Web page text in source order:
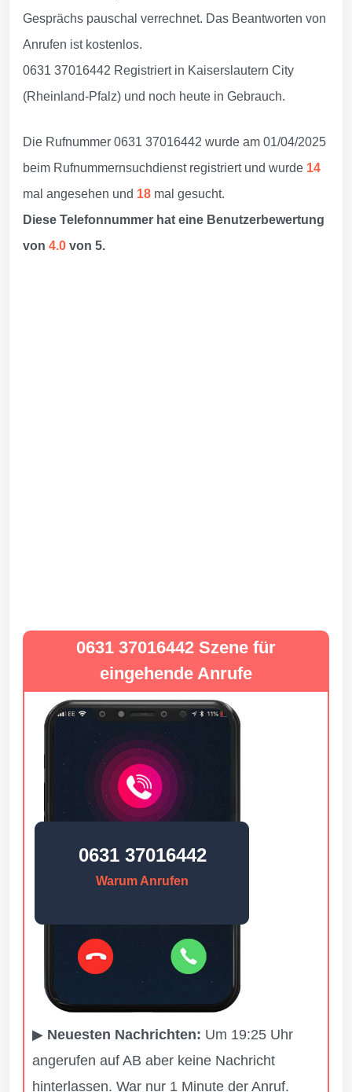
Gesprächs pauschal verrechnet. Das Beantworten von
Anrufen ist kostenlos.
0631 37016442 Registriert in Kaiserslautern City
(Rheinland-Pfalz) und noch heute in Gebrauch.
Die Rufnummer 0631 37016442 wurde am 01/04/2025
beim Rufnummernsuchdienst registriert und wurde 14
mal angesehen und 18 mal gesucht.
Diese Telefonnummer hat eine Benutzerbewertung
von 4.0 von 5.
0631 37016442 Szene für
eingehende Anrufe
0631 37016442
Warum Anrufen
▶ Neuesten Nachrichten: Um 19:25 Uhr
angerufen auf AB aber keine Nachricht
hinterlassen. War nur 1 Minute der Anruf.